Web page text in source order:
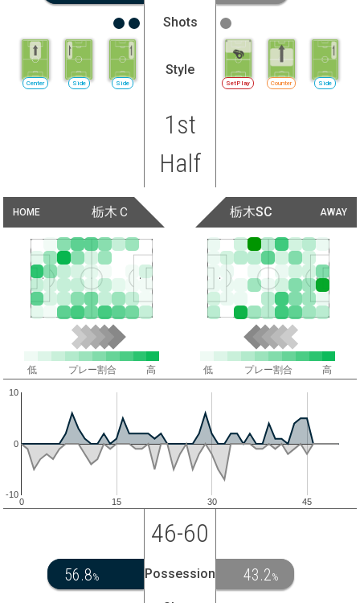
Shots
Side
Side
Center
Style
SetPlay Counter Side
1st
Half
HOME 栃木Ｃ AWAY
栃木SC
低 プレー割合 高 低 プレー割合 高
0 15 30 45
-10
0
10
46-60
56.8% Possession 43.2%